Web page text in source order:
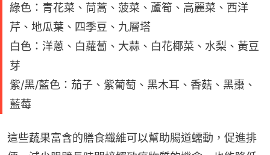
綠色：青花菜、茼蒿、菠菜、蘆筍、高麗菜、西洋
芹、地瓜葉、四季豆、九層塔
白色：洋蔥、白蘿蔔、大蒜、白花椰菜、水梨、黃豆
芽
紫/黑/藍色：茄子、紫葡萄、黑木耳、香菇、黑棗、
藍莓
這些蔬果富含的膳食纖維可以幫助腸道蠕動，促進排